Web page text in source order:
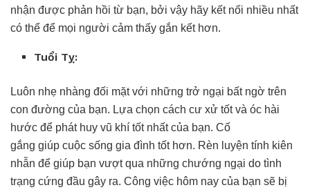
nhận được phản hồi từ bạn, bởi vậy hãy kết nối nhiều nhất
có thể để mọi người cảm thấy gắn kết hơn.
Tuổi Tỵ:
Luôn nhẹ nhàng đối mặt với những trở ngại bất ngờ trên
con đường của bạn. Lựa chọn cách cư xử tốt và óc hài
hước để phát huy vũ khí tốt nhất của bạn. Cố
gắng giúp cuộc sống gia đình tốt hơn. Rèn luyện tính kiên
nhẫn để giúp bạn vượt qua những chướng ngại do tình
trạng cứng đầu gây ra. Công việc hôm nay của bạn sẽ bị